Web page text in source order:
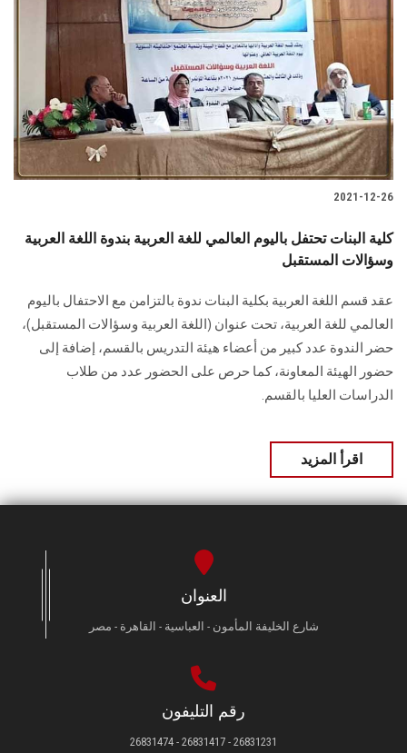
الموظفون
سجل الان
2021-12-26
كلية البنات تحتفل باليوم العالمي للغة العربية بندوة اللغة العربية
وسؤالات المستقبل
عقد قسم اللغة العربية بكلية البنات ندوة بالتزامن مع الاحتفال باليوم
العالمي للغة العربية، تحت عنوان (اللغة العربية وسؤالات المستقبل)،
حضر الندوة عدد كبير من أعضاء هيئة التدريس بالقسم، إضافة إلى
حضور الهيئة المعاونة، كما حرص على الحضور عدد من طلاب
الدراسات العليا بالقسم.
اقرأ المزيد
العنوان
شارع الخليفة المأمون - العباسية - القاهرة - مصر
رقم التليفون
26831231 - 26831417 - 26831474